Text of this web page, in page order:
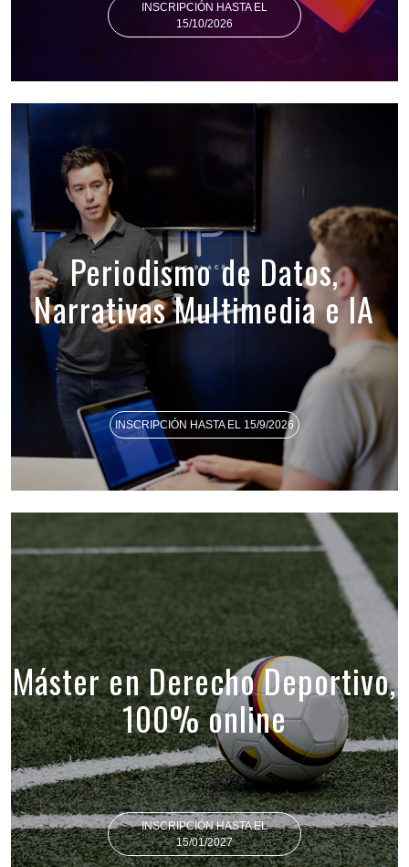
INSCRIPCIÓN HASTA EL
15/10/2026
Periodismo de Datos,
Narrativas Multimedia e IA
INSCRIPCIÓN HASTA EL 15/9/2026
Máster en Derecho Deportivo,
100% online
INSCRIPCIÓN HASTA EL
15/01/2027